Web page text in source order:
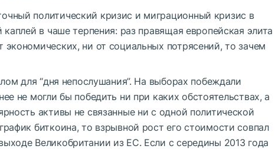
политический кризис и миграционный кризис в
в чаше терпения: раз правящая европейская элита
ни от социальных потрясений, то зачем
для “дня непослушания”. На выборах побеждали
не могли бы победить ни при каких обстоятельствах, а
активы не связанные ни с одной политической
биткоина, то взрывной рост его стоимости совпал
Великобритании из ЕС. Если с середины 2013 года